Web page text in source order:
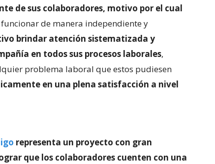
de sus colaboradores, motivo por el cual
de manera independiente y
brindar atención sistematizada y
en todos sus procesos laborales,
problema laboral que estos pudiesen
en una plena satisfacción a nivel
representa un proyecto con gran
que los colaboradores cuenten con una